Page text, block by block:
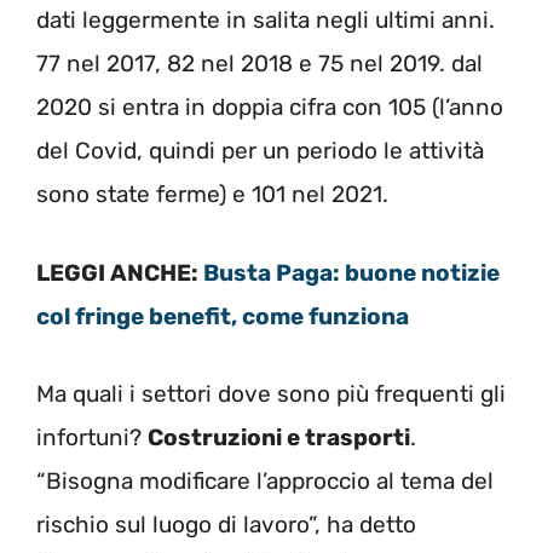
dati leggermente in salita negli ultimi anni.
77 nel 2017, 82 nel 2018 e 75 nel 2019. dal
2020 si entra in doppia cifra con 105 (l’anno
del Covid, quindi per un periodo le attività
sono state ferme) e 101 nel 2021.
LEGGI ANCHE: Busta Paga: buone notizie
col fringe benefit, come funziona
Ma quali i settori dove sono più frequenti gli
infortuni? Costruzioni e trasporti.
“Bisogna modificare l’approccio al tema del
rischio sul luogo di lavoro”, ha detto